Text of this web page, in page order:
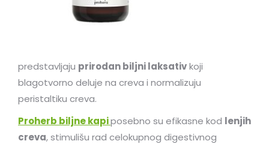
predstavljaju prirodan biljni laksativkoji
blagotvorno deluje na creva i normalizuju
peristaltiku creva.
Proherb biljne kapiposebno su efikasne kod lenjih
creva, stimulišu rad celokupnog digestivnog